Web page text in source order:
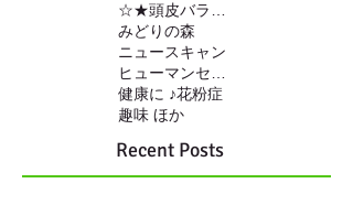
みどりの森
ニュースキャン
健康に ♪花粉症
趣味 ほか
Recent Posts